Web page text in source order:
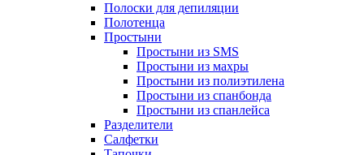
Полоски для депиляции
Полотенца
Простыни
Простыни из SMS
Простыни из махры
Простыни из полиэтилена
Простыни из спанбонда
Простыни из спанлейса
Разделители
Салфетки